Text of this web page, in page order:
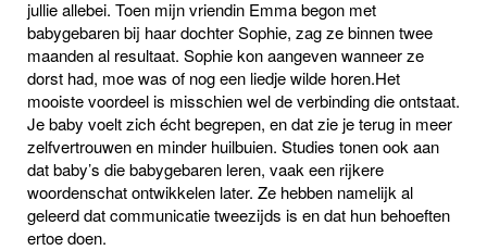
jullie allebei. Toen mijn vriendin Emma begon met
babygebaren bij haar dochter Sophie, zag ze binnen twee
maanden al resultaat. Sophie kon aangeven wanneer ze
dorst had, moe was of nog een liedje wilde horen.Het
mooiste voordeel is misschien wel de verbinding die ontstaat.
Je baby voelt zich écht begrepen, en dat zie je terug in meer
zelfvertrouwen en minder huilbuien. Studies tonen ook aan
dat baby’s die babygebaren leren, vaak een rijkere
woordenschat ontwikkelen later. Ze hebben namelijk al
geleerd dat communicatie tweezijds is en dat hun behoeften
ertoe doen.